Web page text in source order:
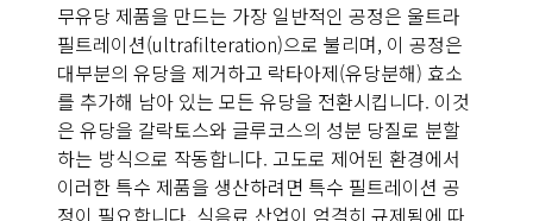
무유당 제품을 만드는 가장 일반적인 공정은 울트라
필트레이션(ultrafilteration)으로 불리며, 이 공정은
대부분의 유당을 제거하고 락타아제(유당분해) 효소
를 추가해 남아 있는 모든 유당을 전환시킵니다. 이것
은 유당을 갈락토스와 글루코스의 성분 당질로 분할
하는 방식으로 작동합니다. 고도로 제어된 환경에서
이러한 특수 제품을 생산하려면 특수 필트레이션 공
정이 필요합니다. 식음료 산업이 엄격히 규제됨에 따